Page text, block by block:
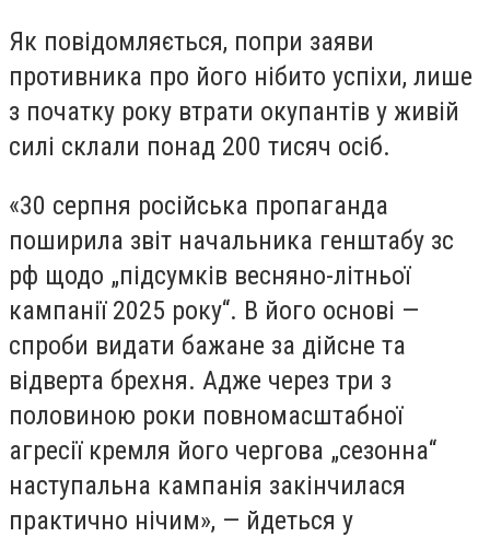
Як повідомляється, попри заяви
противника про його нібито успіхи, лише
з початку року втрати окупантів у живій
силі склали понад 200 тисяч осіб.
«30 серпня російська пропаганда
поширила звіт начальника генштабу зс
рф щодо „підсумків весняно-літньої
кампанії 2025 року“. В його основі —
спроби видати бажане за дійсне та
відверта брехня. Адже через три з
половиною роки повномасштабної
агресії кремля його чергова „сезонна“
наступальна кампанія закінчилася
практично нічим», — йдеться у